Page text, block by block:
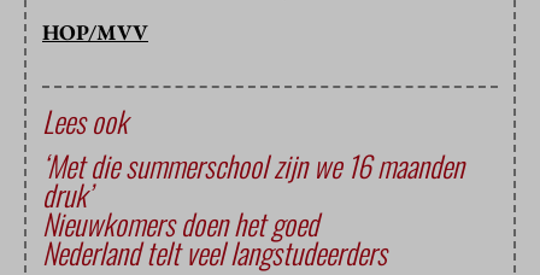
HOP/MVV
Lees ook
‘Met die summerschool zijn we 16 maanden
druk’
Nieuwkomers doen het goed
Nederland telt veel langstudeerders